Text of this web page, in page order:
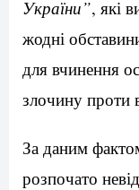
України”, які
жодні
для вчинення
злочину проти
За даним
розпочато